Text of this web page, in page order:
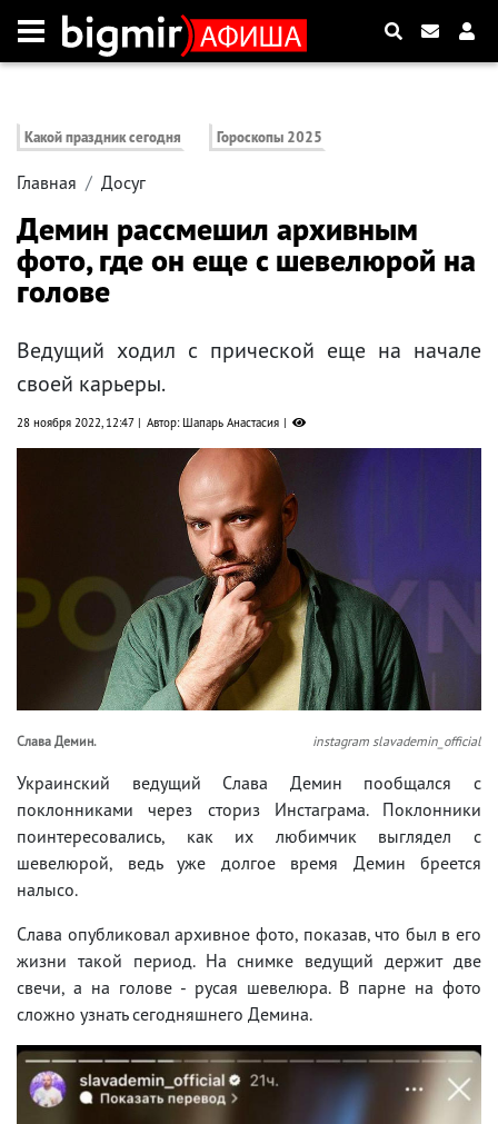
Какой праздник сегодня Гороскопы 2025
Главная Досуг
Демин рассмешил архивным
фото, где он еще с шевелюрой на
голове
Ведущий ходил с прической еще на начале
своей карьеры.
28 ноября 2022, 12:47 Автор: Шапарь Анастасия
Слава Демин. instagram slavademin_official
Украинский ведущий Слава Демин пообщался с
поклонниками через сториз Инстаграма. Поклонники
поинтересовались, как их любимчик выглядел с
шевелюрой, ведь уже долгое время Демин бреется
налысо.
Слава опубликовал архивное фото, показав, что был в его
жизни такой период. На снимке ведущий держит две
свечи, а на голове - русая шевелюра. В парне на фото
сложно узнать сегодняшнего Демина.